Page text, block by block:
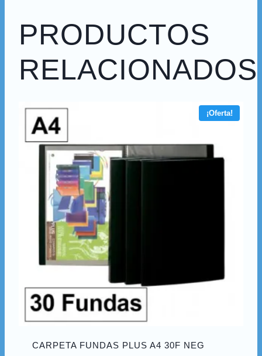
PRODUCTOS
RELACIONADOS
¡Oferta!
CARPETA FUNDAS PLUS A4 30F NEG